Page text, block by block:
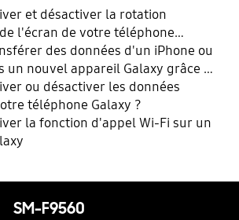
et désactiver la rotation
l'écran de votre téléphone
des données d'un iPhone ou
un nouvel appareil Galaxy grâce à
ou désactiver les données
téléphone Galaxy ?
la fonction d'appel Wi-Fi sur un
SM-F9560